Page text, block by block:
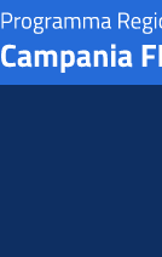
Salta
al
contenuto